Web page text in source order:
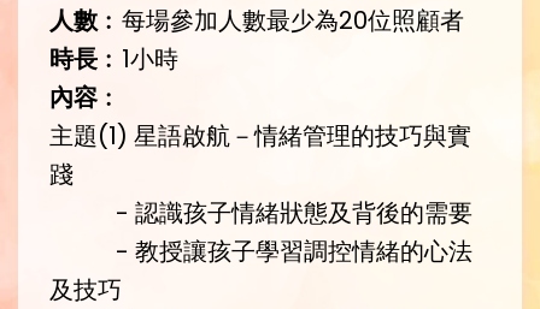
人數︰每場參加人數最少為20位照顧者
時長 ︰1小時
內容 ︰
主題(1) 星語啟航－情緒管理的技巧與實
踐
- 認識孩子情緒狀態及背後的需要
- 教授讓孩子學習調控情緒的心法
及技巧